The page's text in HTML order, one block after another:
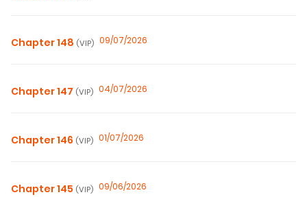
Chapter 148 (VIP) 09/07/2026
Chapter 147 (VIP) 04/07/2026
Chapter 146 (VIP) 01/07/2026
Chapter 145 (VIP) 09/06/2026